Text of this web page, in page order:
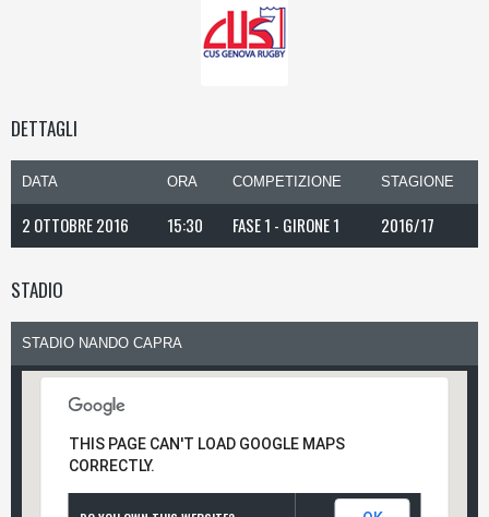
DETTAGLI
DATA ORA COMPETIZIONE STAGIONE
2 OTTOBRE 2016 15:30 FASE 1 - GIRONE 1 2016/17
STADIO
STADIO NANDO CAPRA
THIS PAGE CAN'T LOAD GOOGLE MAPS
CORRECTLY.